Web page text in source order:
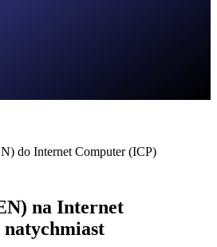
do Internet Computer (ICP)
na Internet
natychmiast